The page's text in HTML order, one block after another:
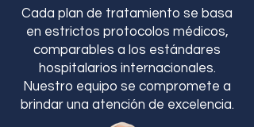
Cada plan de tratamiento se basa
en estrictos protocolos médicos,
comparables a los estándares
hospitalarios internacionales.
Nuestro equipo se compromete a
brindar una atención de excelencia.